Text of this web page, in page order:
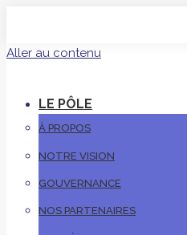
Aller au contenu
LE PÔLE
À PROPOS
NOTRE VISION
GOUVERNANCE
NOS PARTENAIRES